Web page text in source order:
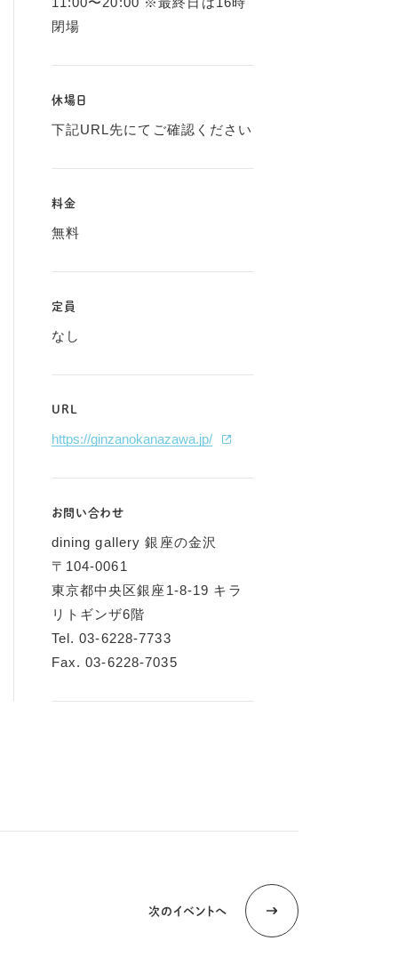
閉場
休場日
下記URL先にてご確認ください
料金
無料
定員
なし
URL
https://ginzanokanazawa.jp/
お問い合わせ
dining gallery 銀座の金沢
〒104-0061
東京都中央区銀座1-8-19 キラ
リトギンザ6階
Tel. 03-6228-7733
Fax. 03-6228-7035
次のイベントへ